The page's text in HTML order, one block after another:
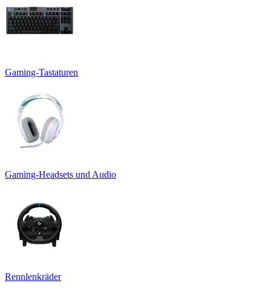
Gaming-Tastaturen
Gaming-Headsets und Audio
Rennlenkräder